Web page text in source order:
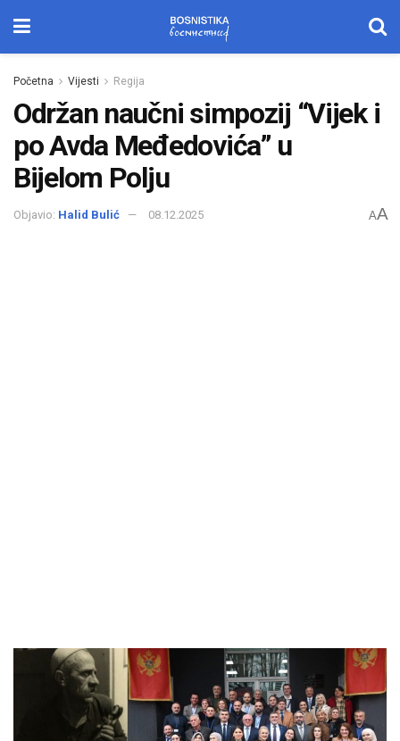
Početna Vijesti Regija
Održan naučni simpozij “Vijek i
po Avda Međedovića” u
Bijelom Polju
Objavio: Halid Bulić 08.12.2025 AA